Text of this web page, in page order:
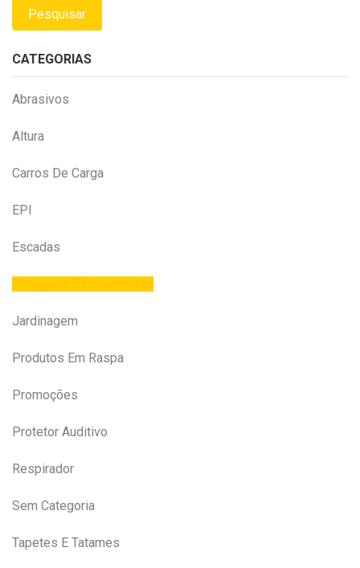
Pesquisar
CATEGORIAS
Abrasivos
Altura
Carros De Carga
EPI
Escadas
Jardinagem
Produtos Em Raspa
Promoções
Protetor Auditivo
Respirador
Sem Categoria
Tapetes E Tatames